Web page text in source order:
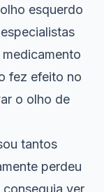
esquerdo
fez efeito no
o olho de
tantos
perdeu
ver